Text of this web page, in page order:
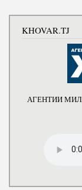
KHOVAR.TJ
АГЕНТИИ